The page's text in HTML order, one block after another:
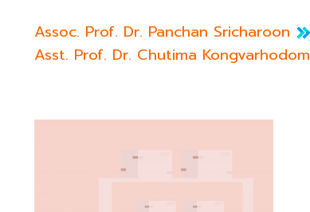
Assoc. Prof. Dr. Panchan Sricharoon
Asst. Prof. Dr. Chutima Kongvarhodom